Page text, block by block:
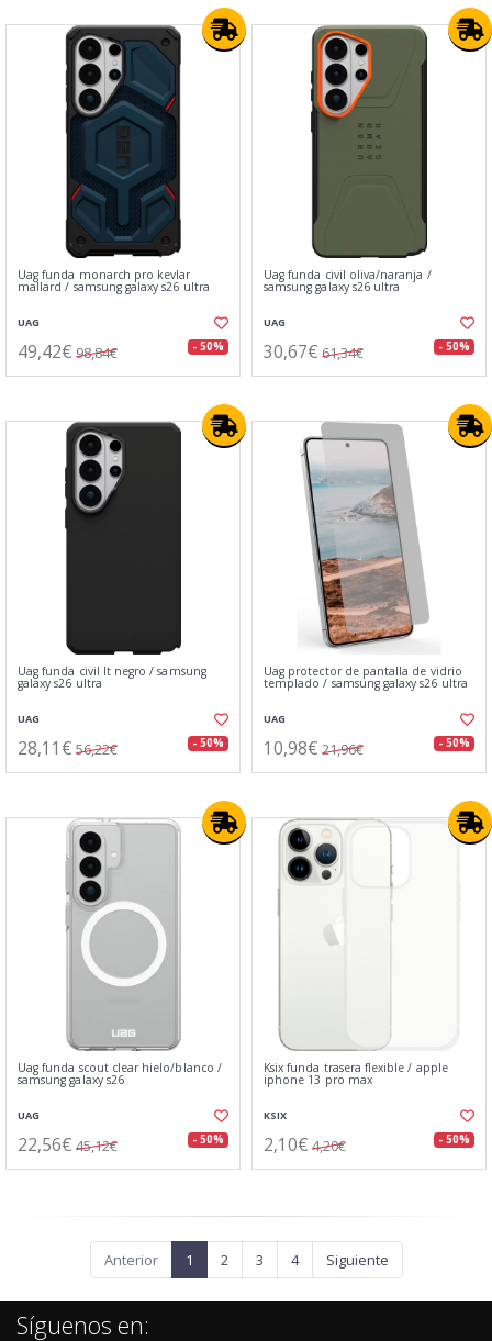
Uag funda monarch pro kevlar
mallard / samsung galaxy s26 ultra
UAG
49,42€ 98,84€ - 50%
Uag funda civil oliva/naranja /
samsung galaxy s26 ultra
UAG
30,67€ 61,34€ - 50%
Uag funda civil lt negro / samsung
galaxy s26 ultra
UAG
28,11€ 56,22€ - 50%
Uag protector de pantalla de vidrio
templado / samsung galaxy s26 ultra
UAG
10,98€ 21,96€ - 50%
Uag funda scout clear hielo/blanco⁤⁣ /
samsung galaxy s26
UAG
22,56€ 45,12€ - 50%
Ksix funda trasera flexible / apple
iphone 13 pro max
KSIX
2,10€ 4,20€ - 50%
Anterior 1 2 3 4 Siguiente
Síguenos en: